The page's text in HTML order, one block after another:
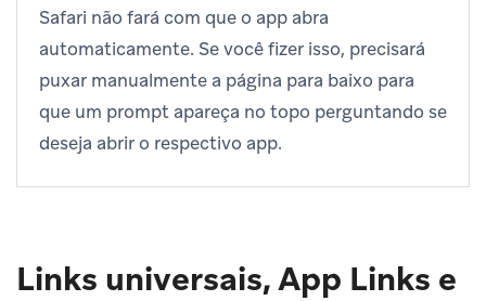
Safari não fará com que o app abra
automaticamente. Se você fizer isso, precisará
puxar manualmente a página para baixo para
que um prompt apareça no topo perguntando se
deseja abrir o respectivo app.
Links universais, App Links e